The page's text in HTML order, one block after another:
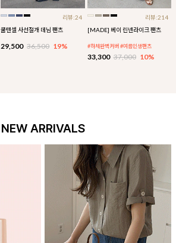
리뷰:24
쿨텐셀 사선절개 데님 팬츠
29,500 36,500 19%
리뷰:214
[MADE] 베이 린넨라이크 팬츠
#하체완벽커버 #여름인생팬츠
33,300 37,000 10%
NEW ARRIVALS